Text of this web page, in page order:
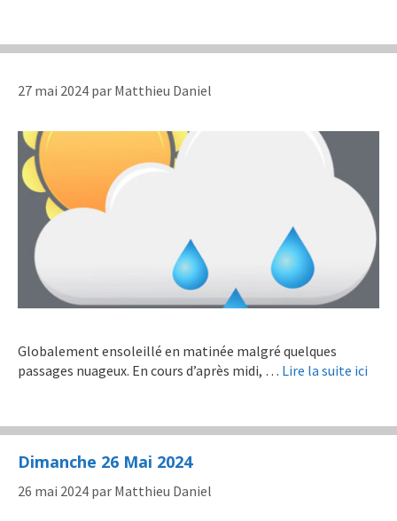
27 mai 2024 par Matthieu Daniel
Globalement ensoleillé en matinée malgré quelques
passages nuageux. En cours d’après midi, … Lire la suite ici
Dimanche 26 Mai 2024
26 mai 2024 par Matthieu Daniel